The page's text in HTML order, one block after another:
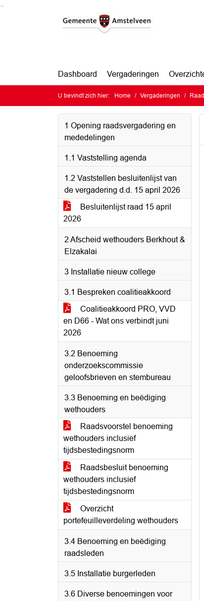
Dashboard Vergaderingen
U bevindt zich hier: Home Vergaderingen
1 Opening raadsvergadering en
mededelingen
1.1 Vaststelling agenda
1.2 Vaststellen besluitenlijst van
de vergadering d.d. 15 april 2026
Besluitenlijst raad 15 april
2026
2 Afscheid wethouders Berkhout &
Elzakalai
3 Installatie nieuw college
3.1 Bespreken coalitieakkoord
Coalitieakkoord PRO, VVD
en D66 - Wat ons verbindt juni
2026
3.2 Benoeming
onderzoekscommissie
geloofsbrieven en stembureau
3.3 Benoeming en beëdiging
wethouders
Raadsvoorstel benoeming
wethouders inclusief
tijdsbestedingsnorm
Raadsbesluit benoeming
wethouders inclusief
tijdsbestedingsnorm
Overzicht
portefeuilleverdeling wethouders
3.4 Benoeming en beëdiging
raadsleden
3.5 Installatie burgerleden
3.6 Diverse benoemingen voor